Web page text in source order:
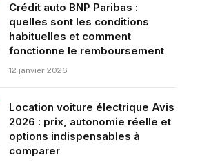
Crédit auto BNP Paribas :
quelles sont les conditions
habituelles et comment
fonctionne le remboursement
12 janvier 2026
Location voiture électrique Avis
2026 : prix, autonomie réelle et
options indispensables à
comparer